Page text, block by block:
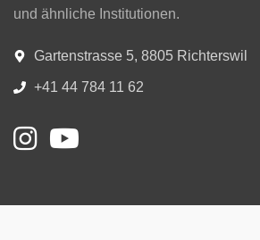
und ähnliche Institutionen.
Gartenstrasse 5, 8805 Richterswil
+41 44 784 11 62